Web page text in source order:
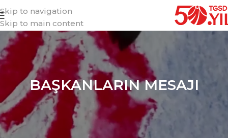
Skip to navigation
Skip to main content
BAŞKANLARIN MESAJI